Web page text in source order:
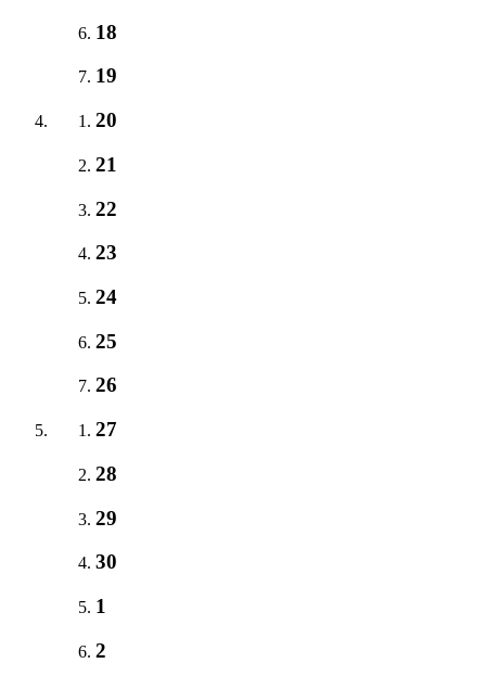
18
19
20
21
22
23
24
25
26
27
28
29
30
1
2